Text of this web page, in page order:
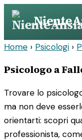
Vai
contenuto
Home › Psicologi ›
Psicologo a
Trovare lo
ma non deve
orientarti: scopri
professionista,